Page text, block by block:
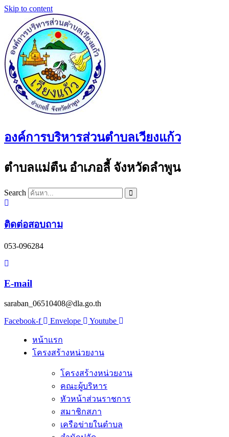
Skip to content
องค์การบริหารส่วนตำบลเวียงแก้ว
ตำบลแม่ตืน อำเภอลี้ จังหวัดลำพูน
Search
ติดต่อสอบถาม
053-096284
E-mail
saraban_06510408@dla.go.th
Facebook-f
Envelope Youtube
หน้าแรก
โครงสร้างหน่วยงาน
โครงสร้างหน่วยงาน
คณะผู้บริหาร
หัวหน้าส่วนราชการ
สมาชิกสภา
เครือข่ายในตำบล